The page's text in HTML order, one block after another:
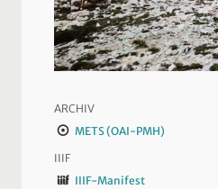
ARCHIV
METS (OAI-PMH)
IIIF
IIIF-Manifest